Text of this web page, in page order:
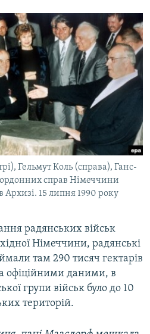
Гельмут Коль (справа), Ганс-
справ Німеччини
Архизі. 15 липня 1990 року
радянських військ
Німеччини, радянські
там 290 тисяч гектарів
офіційними даними, в
групи військ було до 10
територій.